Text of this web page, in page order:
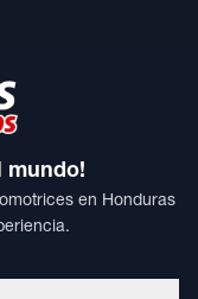
mundo!
en Honduras